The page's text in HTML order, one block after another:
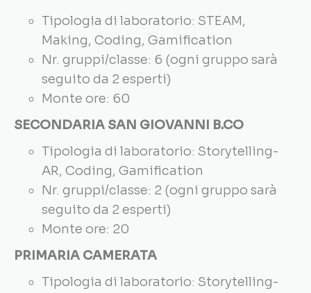
Tipologia di laboratorio: STEAM,
Making, Coding, Gamification
Nr. gruppi/classe: 6 (ogni gruppo sarà
seguito da 2 esperti)
Monte ore: 60
SECONDARIA SAN GIOVANNI B.CO
Tipologia di laboratorio: Storytelling-
AR, Coding, Gamification
Nr. gruppi/classe: 2 (ogni gruppo sarà
seguito da 2 esperti)
Monte ore: 20
PRIMARIA CAMERATA
Tipologia di laboratorio: Storytelling-